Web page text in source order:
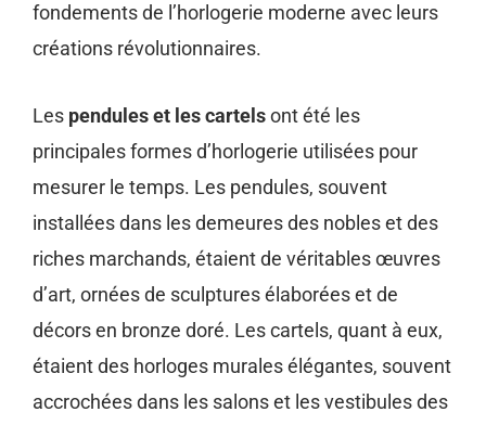
fondements de l’horlogerie moderne avec leurs
créations révolutionnaires.
Les pendules et les cartelsont été les
principales formes d’horlogerie utilisées pour
mesurer le temps. Les pendules, souvent
installées dans les demeures des nobles et des
riches marchands, étaient de véritables œuvres
d’art, ornées de sculptures élaborées et de
décors en bronze doré. Les cartels, quant à eux,
étaient des horloges murales élégantes, souvent
accrochées dans les salons et les vestibules des